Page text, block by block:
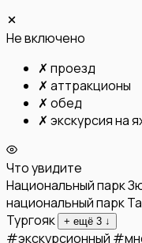
Не включено
✗ проезд
✗ аттракционы
✗ обед
✗ экскурсия на
Что увидите
Национальный парк
национальный парк
Тургояк
+ ещё 3 ↓
#экскурсионный #